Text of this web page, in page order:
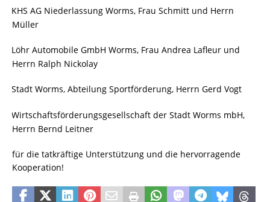
KHS AG Niederlassung Worms, Frau Schmitt und Herrn
Müller
Löhr Automobile GmbH Worms, Frau Andrea Lafleur und
Herrn Ralph Nickolay
Stadt Worms, Abteilung Sportförderung, Herrn Gerd Vogt
Wirtschaftsförderungsgesellschaft der Stadt Worms mbH,
Herrn Bernd Leitner
für die tatkräftige Unterstützung und die hervorragende
Kooperation!